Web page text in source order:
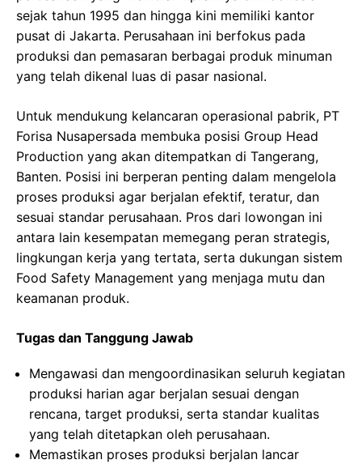
sejak tahun 1995 dan hingga kini memiliki kantor
pusat di Jakarta. Perusahaan ini berfokus pada
produksi dan pemasaran berbagai produk minuman
yang telah dikenal luas di pasar nasional.
Untuk mendukung kelancaran operasional pabrik, PT
Forisa Nusapersada membuka posisi Group Head
Production yang akan ditempatkan di Tangerang,
Banten. Posisi ini berperan penting dalam mengelola
proses produksi agar berjalan efektif, teratur, dan
sesuai standar perusahaan. Pros dari lowongan ini
antara lain kesempatan memegang peran strategis,
lingkungan kerja yang tertata, serta dukungan sistem
Food Safety Management yang menjaga mutu dan
keamanan produk.
Tugas dan Tanggung Jawab
Mengawasi dan mengoordinasikan seluruh kegiatan
produksi harian agar berjalan sesuai dengan
rencana, target produksi, serta standar kualitas
yang telah ditetapkan oleh perusahaan.
Memastikan proses produksi berjalan lancar